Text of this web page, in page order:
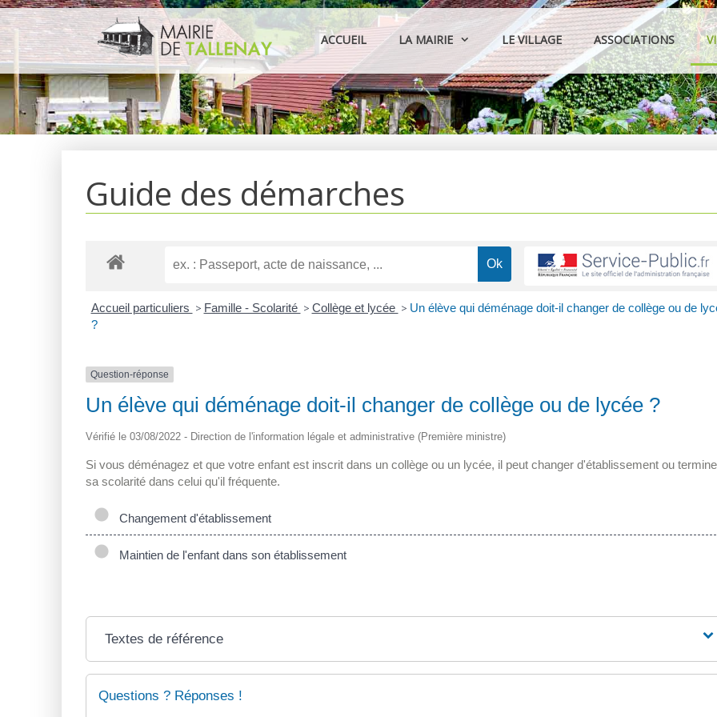
Aller
au
contenu
ACCUEIL LA MAIRIE LE VILLAGE ASSOCIATIONS
Guide des démarches
Accueil particuliers > Famille - Scolarité > Collège et lycée > Un élève qui déménage doit-il changer de collège ou de
?
Question-réponse
Un élève qui déménage doit-il changer de collège ou de lycée ?
Vérifié le 03/08/2022 - Direction de l'information légale et administrative (Première ministre)
Si vous déménagez et que votre enfant est inscrit dans un collège ou un lycée, il peut changer d'établissement ou
sa scolarité dans celui qu'il fréquente.
Changement d'établissement
Maintien de l'enfant dans son établissement
Textes de référence
Questions ? Réponses !